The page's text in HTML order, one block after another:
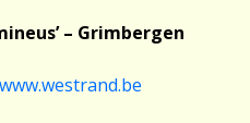
– Grimbergen
www.westrand.be